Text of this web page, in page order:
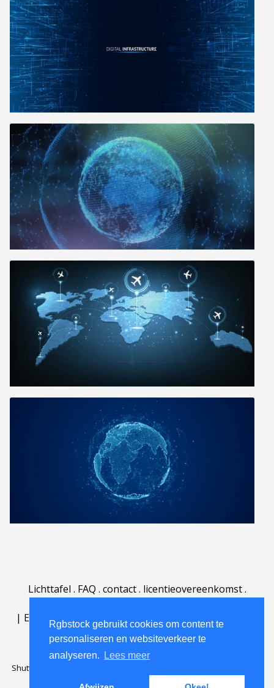
Rgbstock gebruikt cookies om content te
personaliseren en websiteverkeer te
analyseren.
Lees meer
Lichttafel . FAQ . contact. licentieovereenkomst.
| English | Deutsch Español | Português
Nederlands|
Shutterstock official partner of Rgbstock
Rgbstock